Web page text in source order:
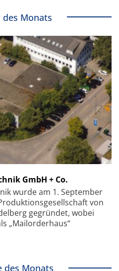
Monats
GmbH + Co.
wurde am 1. September
von
gegründet, wobei
„Mailorderhaus“
des Monats